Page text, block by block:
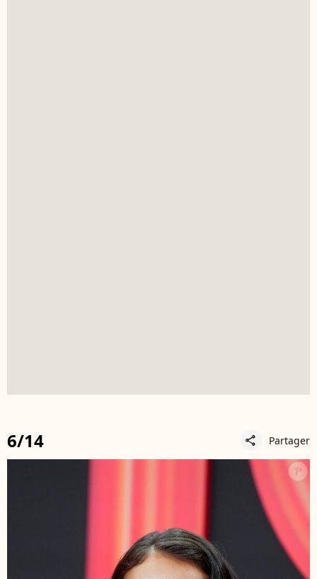
6/14 share Partager